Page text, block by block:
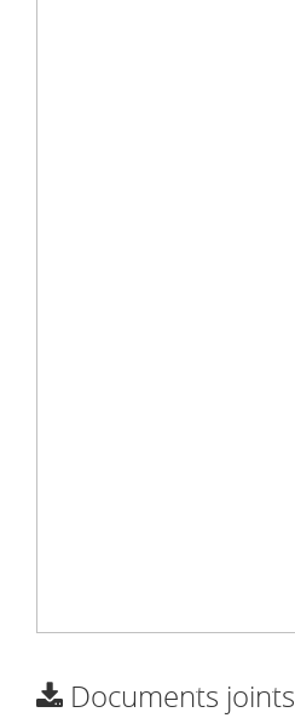
Documents joints